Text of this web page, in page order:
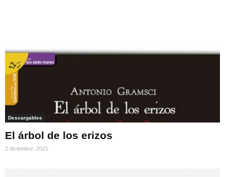
Descargables
El árbol de los erizos
2 diciembre, 2021